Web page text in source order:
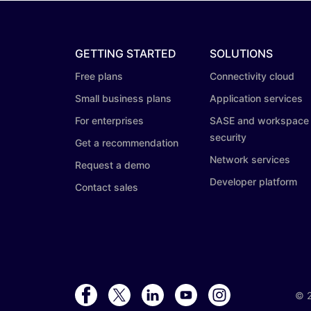
GETTING STARTED
Free plans
Small business plans
For enterprises
Get a recommendation
Request a demo
Contact sales
SOLUTIONS
Connectivity cloud
Application services
SASE and workspace
security
Network services
Developer platform
©